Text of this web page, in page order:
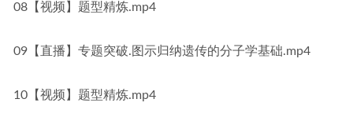
08【视频】题型精炼.mp4
09【直播】专题突破.图示归纳遗传的分子学基础.mp4
10【视频】题型精炼.mp4